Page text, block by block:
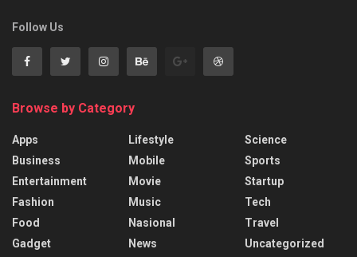
Follow Us
Browse by Category
Apps
Business
Entertainment
Fashion
Food
Gadget
Lifestyle
Mobile
Movie
Music
Nasional
News
Science
Sports
Startup
Tech
Travel
Uncategorized